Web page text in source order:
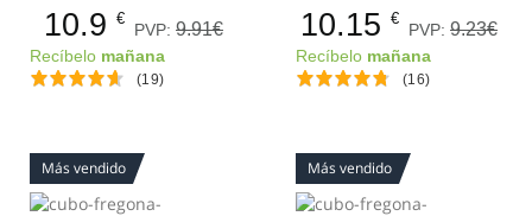
10.9 €
PVP: 9.91€
Recíbelo mañana
(19)
10.15 €
PVP: 9.23€
Recíbelo mañana
(16)
Más vendido Más vendido